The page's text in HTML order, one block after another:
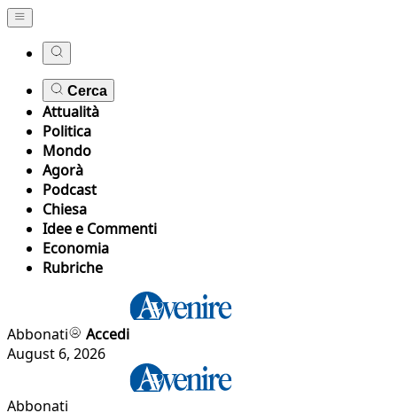
Cerca
Attualità
Politica
Mondo
Agorà
Podcast
Chiesa
Idee e Commenti
Economia
Rubriche
Abbonati
Accedi
August 6, 2026
Abbonati